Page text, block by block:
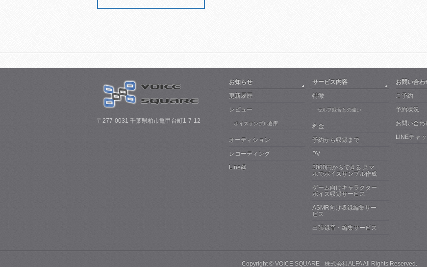
〒277-0031 千葉県柏市亀甲台町1-7-12
お知らせ
更新履歴
レビュー
ボイスサンプル倉庫
オーディション
レコーディング
Line@
サービス内容
特徴
セルフ録音との違い
料金
予約から収録まで
PV
2000円からできる スマ
ホでボイスサンプル作成
ゲーム向けキャラクター
ボイス収録サービス
ASMR向け収録編集サー
ビス
出張録音・編集サービス
お問い合わ
ご予約
予約状況
お問い合わ
LINEチャ
Copyright © VOICE SQUARE - 株式会社ALFAAll Rights Reserved.